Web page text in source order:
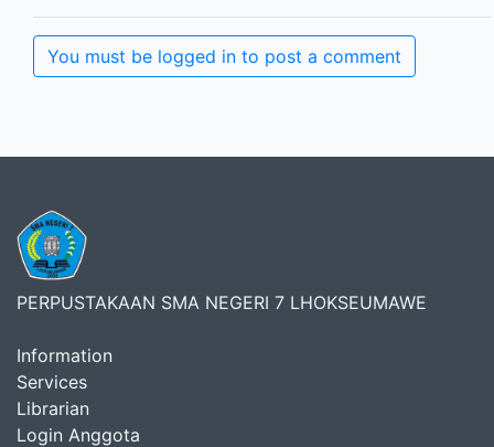
You must be logged in to post a comment
PERPUSTAKAAN SMA NEGERI 7 LHOKSEUMAWE
Information
Services
Librarian
Login Anggota